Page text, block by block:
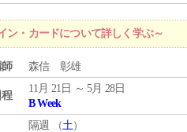
・カードについて詳しく学ぶ～
森信 彰雄
程
11月 21日 ～ 5月 28日
B Week
隔週 （土）